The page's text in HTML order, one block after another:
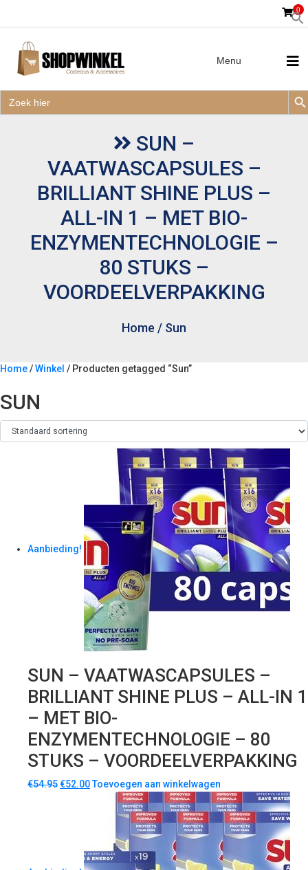
naar:
0
Zoek
naar:
Menu
SUN –
VAATWASCAPSULES –
BRILLIANT SHINE PLUS –
ALL-IN 1 – MET BIO-
ENZYMENTECHNOLOGIE –
80 STUKS –
VOORDEELVERPAKKING
Home / Sun
Home/Winkel / Producten getagged “Sun”
SUN
Aanbieding!
SUN – VAATWASCAPSULES –
BRILLIANT SHINE PLUS – ALL-IN 1
– MET BIO-
ENZYMENTECHNOLOGIE – 80
STUKS – VOORDEELVERPAKKING
€54.95€52.00Toevoegen aan winkelwagen